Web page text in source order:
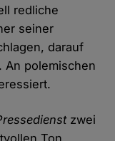
redliche
seiner
darauf
An polemischen
zwei